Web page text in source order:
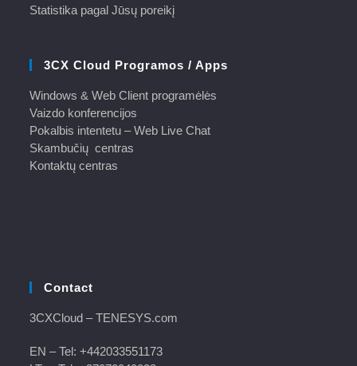
Statistika pagal Jūsų poreikį
3CX Cloud Programos / Apps
Windows & Web Client programėlės
Vaizdo konferencijos
Pokalbis intentetu – Web Live Chat
Skambučių centras
Kontaktų centras
Contact
3CXCloud – TENESYS.com
EN – Tel:+442033551173